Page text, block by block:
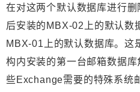
在对这两个默认数据库进行
后安装的MBX-02上的默认数
MBX-01上的默认数据库。这
构内安装的第一台邮箱数据
些Exchange需要的特殊系统